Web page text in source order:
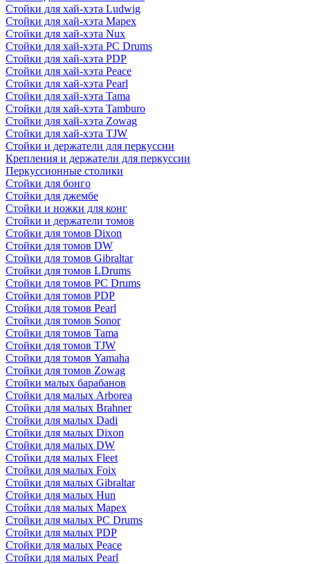
Стойки для хай-хэта Ludwig
Стойки для хай-хэта Mapex
Стойки для хай-хэта Nux
Стойки для хай-хэта PC Drums
Стойки для хай-хэта PDP
Стойки для хай-хэта Peace
Стойки для хай-хэта Pearl
Стойки для хай-хэта Tama
Стойки для хай-хэта Tamburo
Стойки для хай-хэта Zowag
Стойки для хай-хэта TJW
Стойки и держатели для перкуссии
Крепления и держатели для перкуссии
Перкуссионные столики
Стойки для бонго
Стойки для джембе
Стойки и ножки для конг
Стойки и держатели томов
Стойки для томов Dixon
Стойки для томов DW
Стойки для томов Gibraltar
Стойки для томов LDrums
Стойки для томов PC Drums
Стойки для томов PDP
Стойки для томов Pearl
Стойки для томов Sonor
Стойки для томов Tama
Стойки для томов TJW
Стойки для томов Yamaha
Стойки для томов Zowag
Стойки малых барабанов
Стойки для малых Arborea
Стойки для малых Brahner
Стойки для малых Dadi
Стойки для малых Dixon
Стойки для малых DW
Стойки для малых Fleet
Стойки для малых Foix
Стойки для малых Gibraltar
Стойки для малых Hun
Стойки для малых Mapex
Стойки для малых PC Drums
Стойки для малых PDP
Стойки для малых Peace
Стойки для малых Pearl